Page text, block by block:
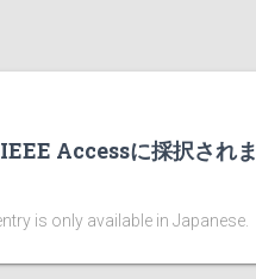
Accessに採択されま
is only available in Japanese.